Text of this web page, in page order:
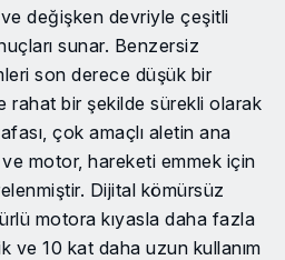
ve değişken devriyle çeşitli
sunar. Benzersiz
son derece düşük bir
rahat bir şekilde sürekli olarak
çok amaçlı aletin ana
ve motor, hareketi emmek için
Dijital kömürsüz
motora kıyasla daha fazla
ve 10 kat daha uzun kullanım